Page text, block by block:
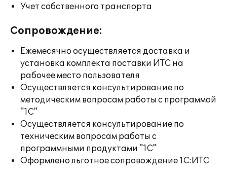
Учет собственного транспорта
Сопровождение:
Ежемесячно осуществляется доставка и
установка комплекта поставки ИТС на
рабочее место пользователя
Осуществляется консультирование по
методическим вопросам работы с программой
"1С"
Осуществляется консультирование по
техническим вопросам работы с
программными продуктами "1С"
Оформлено льготное сопровождение 1С:ИТС